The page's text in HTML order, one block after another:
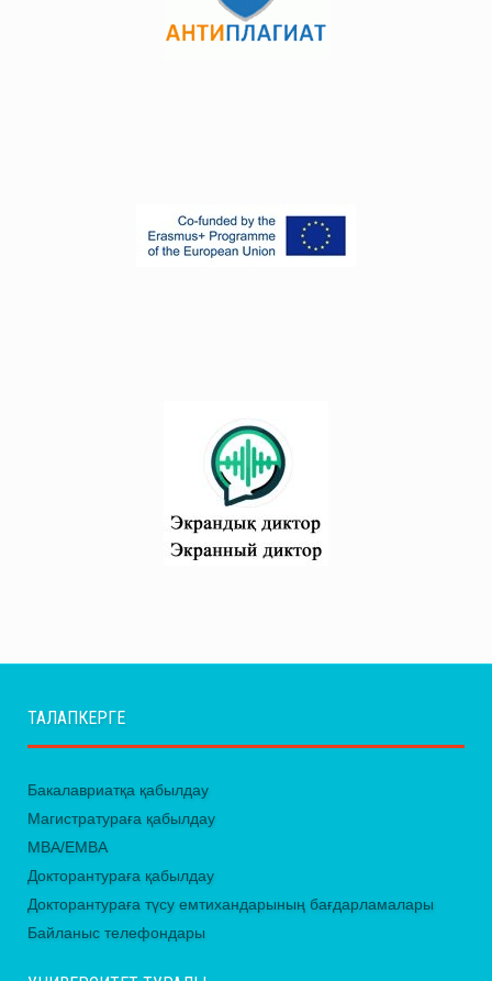
ТАЛАПКЕРГЕ
Бакалавриатқа қабылдау
Магистратураға қабылдау
MBA/EMBA
Докторантураға қабылдау
Докторантураға түсу емтихандарының бағдарламалары
Байланыс телефондары